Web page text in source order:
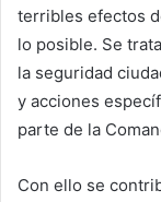
terribles efectos
lo posible. Se
la seguridad
y acciones
parte de la
Con ello se